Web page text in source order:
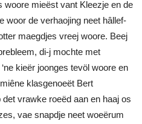
woore mieëst vant Kleezje en de
woor de verhaojing neet hâllef-
maegdjes vreej woore. Beej
di-j mochte met
kieër joonges tevöl woore en
klasgenoeët Bert
vrawke roeëd aan en haaj os
vae snapdje neet woeërum